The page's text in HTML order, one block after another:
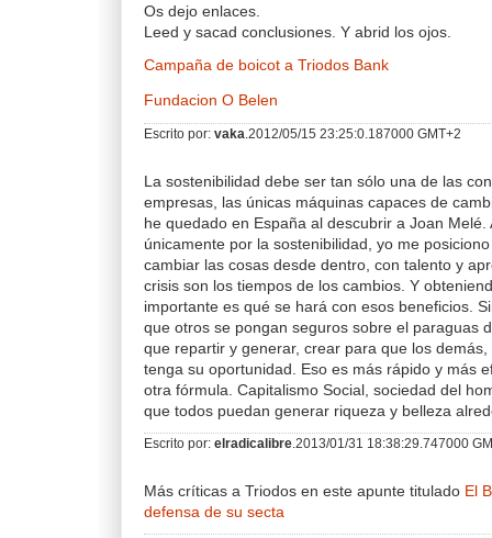
Os dejo enlaces.
Leed y sacad conclusiones. Y abrid los ojos.
Campaña de boicot a Triodos Bank
Fundacion O Belen
Escrito por: vaka .2012/05/15 23:25:0.187000 GMT+2
La sostenibilidad debe ser tan sólo una de las
empresas, las únicas máquinas capaces de
he quedado en España al descubrir a Joan Melé.
únicamente por la sostenibilidad, yo me
cambiar las cosas desde dentro, con talento y
crisis son los tiempos de los cambios. Y
importante es qué se hará con esos beneficios.
que otros se pongan seguros sobre el paraguas
que repartir y generar, crear para que los
tenga su oportunidad. Eso es más rápido y más
otra fórmula. Capitalismo Social, sociedad del
que todos puedan generar riqueza y belleza
Escrito por: elradicalibre .2013/01/31 18:38:29.747000
Más críticas a Triodos en este apunte titulado El
defensa de su secta